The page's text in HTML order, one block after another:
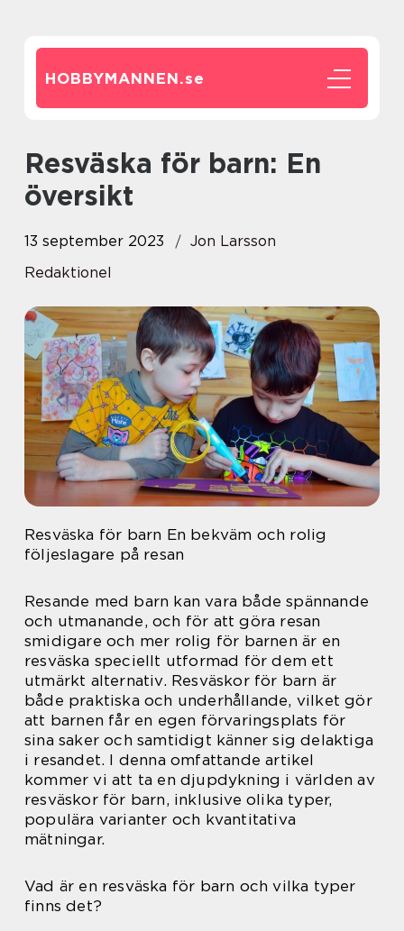
HOBBYMANNEN.se
Resväska för barn: En
översikt
13 september 2023
Jon Larsson
Redaktionel
Resväska för barn En bekväm och rolig
följeslagare på resan
Resande med barn kan vara både spännande
och utmanande, och för att göra resan
smidigare och mer rolig för barnen är en
resväska speciellt utformad för dem ett
utmärkt alternativ. Resväskor för barn är
både praktiska och underhållande, vilket gör
att barnen får en egen förvaringsplats för
sina saker och samtidigt känner sig delaktiga
i resandet. I denna omfattande artikel
kommer vi att ta en djupdykning i världen av
resväskor för barn, inklusive olika typer,
populära varianter och kvantitativa
mätningar.
Vad är en resväska för barn och vilka typer
finns det?